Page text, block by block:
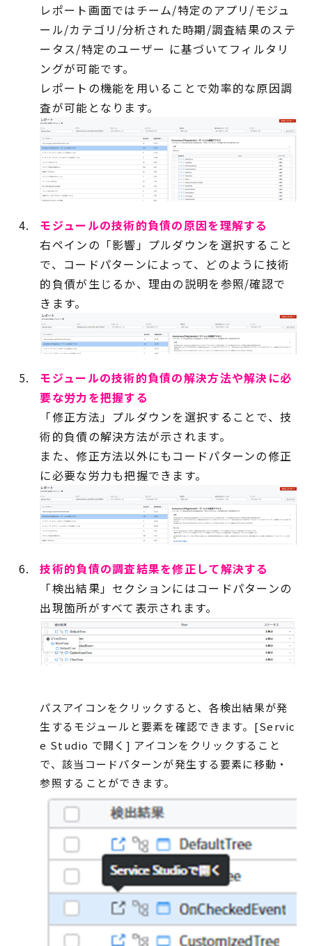
レポート画面ではチーム/特定のアプリ/モジュ
ール/カテゴリ/分析された時期/調査結果のステ
ータス/特定のユーザー に基づいてフィルタリ
ングが可能です。
レポートの機能を用いることで効率的な原因調
査が可能となります。
モジュールの技術的負債の原因を理解する
右ペインの「影響」プルダウンを選択すること
で、コードパターンによって、どのように技術
的負債が生じるか、理由の説明を参照/確認で
きます。
モジュールの技術的負債の解決方法や解決に必
要な労力を把握する
「修正方法」プルダウンを選択することで、技
術的負債の解決方法が示されます。
また、修正方法以外にもコードパターンの修正
に必要な労力も把握できます。
技術的負債の調査結果を修正して解決する
「検出結果」セクションにはコードパターンの
出現箇所がすべて表示されます。
パスアイコンをクリックすると、各検出結果が発
生するモジュールと要素を確認できます。[Servic
e Studio で開く] アイコンをクリックすること
で、該当コードパターンが発生する要素に移動・
参照することができます。